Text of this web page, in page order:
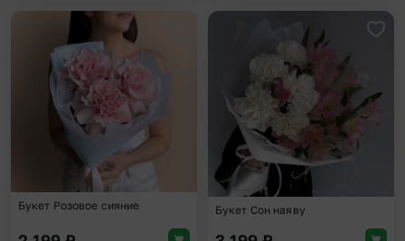
Добавить в избранное
Букет Розовое сияние Букет Сон наяву